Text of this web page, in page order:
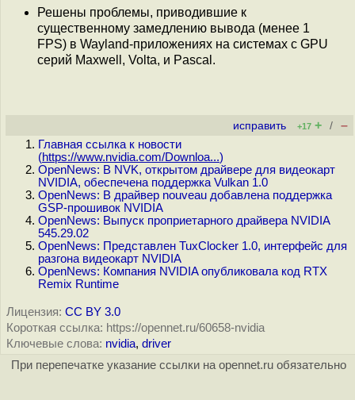
Решены проблемы, приводившие к
существенному замедлению вывода (менее 1
FPS) в Wayland-приложениях на системах с GPU
серий Maxwell, Volta, и Pascal.
исправить +17 + / –
Главная ссылка к новости
(https://www.nvidia.com/Downloa...)
OpenNews: В NVK, открытом драйвере для видеокарт
NVIDIA, обеспечена поддержка Vulkan 1.0
OpenNews: В драйвер nouveau добавлена поддержка
GSP-прошивок NVIDIA
OpenNews: Выпуск проприетарного драйвера NVIDIA
545.29.02
OpenNews: Представлен TuxClocker 1.0, интерфейс для
разгона видеокарт NVIDIA
OpenNews: Компания NVIDIA опубликовала код RTX
Remix Runtime
Лицензия: CC BY 3.0
Короткая ссылка: https://opennet.ru/60658-nvidia
Ключевые слова: nvidia, driver
При перепечатке указание ссылки на opennet.ru обязательно